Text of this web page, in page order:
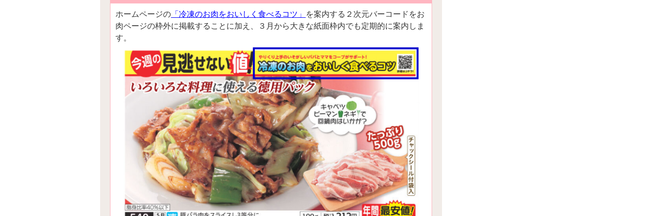
ホームページの 「冷凍のお肉をおいしく食べるコツ」
を案内する２次元バーコードをお
肉ページの枠外に掲載することに加え、３月から大きな紙面枠内でも定期的に案内しま
す。